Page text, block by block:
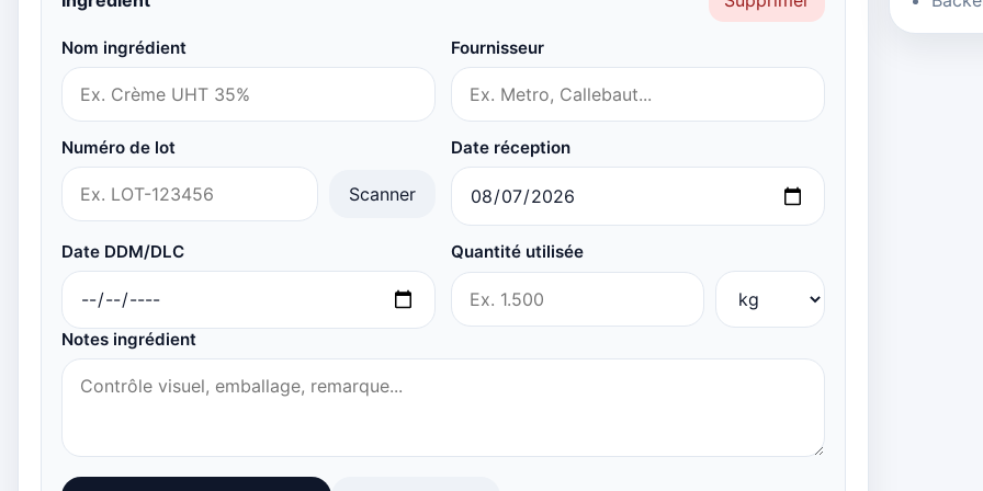
Nom ingrédient Fournisseur
Numéro de lot
Scanner
Date réception
Date DDM/DLC Quantité utilisée
Notes ingrédient